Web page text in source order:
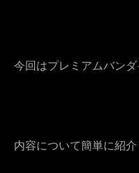
今回はプレミアムバンダ
内容について簡単に紹介